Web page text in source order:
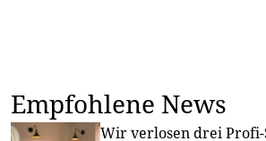
Empfohlene News
Wir verlosen drei